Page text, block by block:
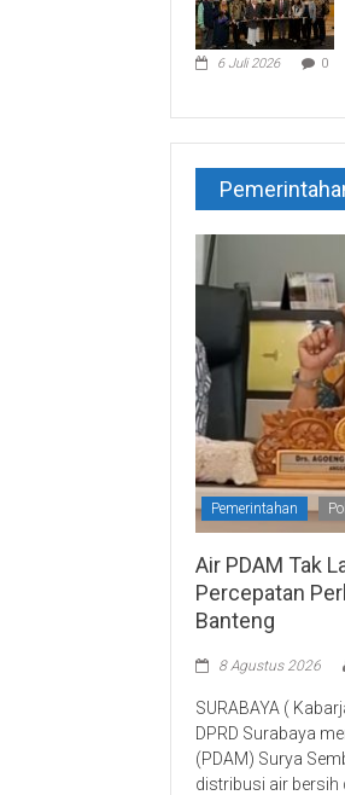
6 Juli 2026 0
Pemerintahan
Air PDAM Tak
Percepatan
Banteng
8 Agustus 2026
SURABAYA (
DPRD Surabaya
(PDAM) Surya
distribusi air bersih